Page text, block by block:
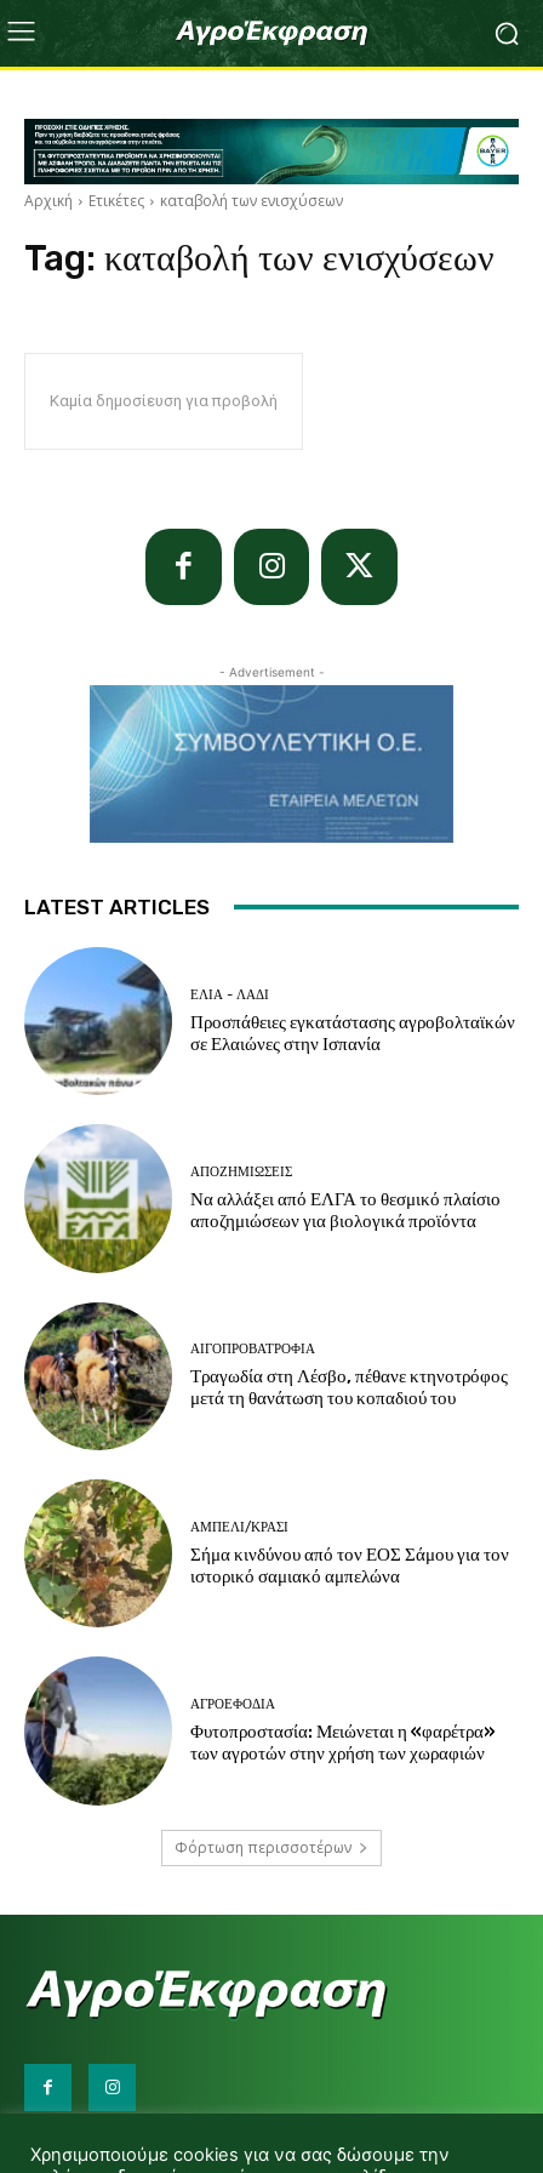
Αρχική Ετικέτες καταβολή των ενισχύσεων
Tag: καταβολή των ενισχύσεων
Καμία δημοσίευση για προβολή
- Advertisement -
LATEST ARTICLES
ΕΛΙΆ - ΛΆΔΙ
Προσπάθειες εγκατάστασης αγροβολταϊκών
σε Ελαιώνες στην Ισπανία
ΑΠΟΖΗΜΙΏΣΕΙΣ
Να αλλάξει από ΕΛΓΑ το θεσμικό πλαίσιο
αποζημιώσεων για βιολογικά προϊόντα
ΑΙΓΟΠΡΟΒΑΤΡΟΦΊΑ
Τραγωδία στη Λέσβο, πέθανε κτηνοτρόφος
μετά τη θανάτωση του κοπαδιού του
ΑΜΠΈΛΙ/ΚΡΑΣΊ
Σήμα κινδύνου από τον ΕΟΣ Σάμου για τον
ιστορικό σαμιακό αμπελώνα
ΑΓΡΟΕΦΌΔΙΑ
Φυτοπροστασία: Μειώνεται η «φαρέτρα»
των αγροτών στην χρήση των χωραφιών
Φόρτωση περισσοτέρων
d.makas@yahoo.gr
Χρησιμοποιούμε cookies για να σας δώσουμε την